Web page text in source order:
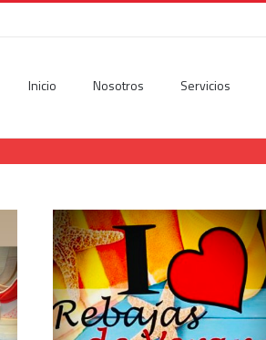
Inicio Nosotros Servicios